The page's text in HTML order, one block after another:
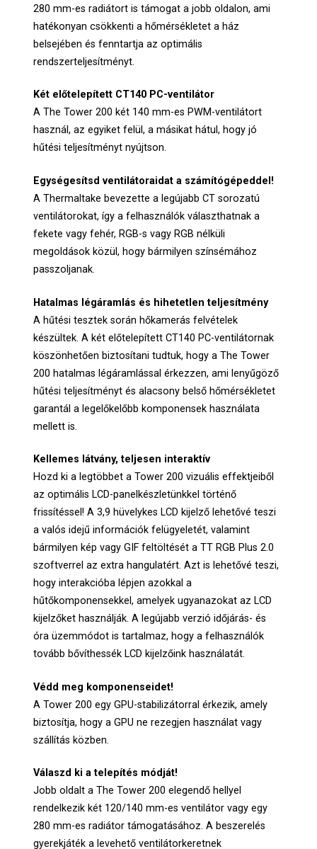
280 mm-es radiátort is támogat a jobb oldalon, ami
hatékonyan csökkenti a hőmérsékletet a ház
belsejében és fenntartja az optimális
rendszerteljesítményt.
Két előtelepített CT140 PC-ventilátor
A The Tower 200 két 140 mm-es PWM-ventilátort
használ, az egyiket felül, a másikat hátul, hogy jó
hűtési teljesítményt nyújtson.
Egységesítsd ventilátoraidat a számítógépeddel!
A Thermaltake bevezette a legújabb CT sorozatú
ventilátorokat, így a felhasználók választhatnak a
fekete vagy fehér, RGB-s vagy RGB nélküli
megoldások közül, hogy bármilyen színsémához
passzoljanak.
Hatalmas légáramlás és hihetetlen teljesítmény
A hűtési tesztek során hőkamerás felvételek
készültek. A két előtelepített CT140 PC-ventilátornak
köszönhetően biztosítani tudtuk, hogy a The Tower
200 hatalmas légáramlással érkezzen, ami lenyűgöző
hűtési teljesítményt és alacsony belső hőmérsékletet
garantál a legelőkelőbb komponensek használata
mellett is.
Kellemes látvány, teljesen interaktív
Hozd ki a legtöbbet a Tower 200 vizuális effektjeiből
az optimális LCD-panelkészletünkkel történő
frissítéssel! A 3,9 hüvelykes LCD kijelző lehetővé teszi
a valós idejű információk felügyeletét, valamint
bármilyen kép vagy GIF feltöltését a TT RGB Plus 2.0
szoftverrel az extra hangulatért. Azt is lehetővé teszi,
hogy interakcióba lépjen azokkal a
hűtőkomponensekkel, amelyek ugyanazokat az LCD
kijelzőket használják. A legújabb verzió időjárás- és
óra üzemmódot is tartalmaz, hogy a felhasználók
tovább bővíthessék LCD kijelzőink használatát.
Védd meg komponenseidet!
A Tower 200 egy GPU-stabilizátorral érkezik, amely
biztosítja, hogy a GPU ne rezegjen használat vagy
szállítás közben.
Válaszd ki a telepítés módját!
Jobb oldalt a The Tower 200 elegendő hellyel
rendelkezik két 120/140 mm-es ventilátor vagy egy
280 mm-es radiátor támogatásához. A beszerelés
gyerekjáték a levehető ventilátorkeretnek